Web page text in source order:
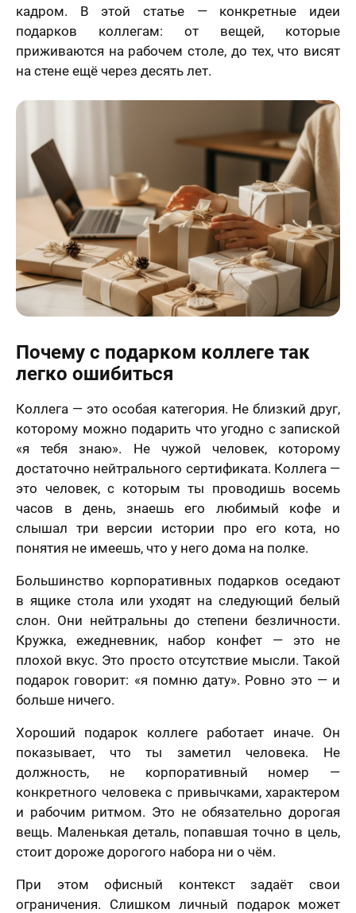
кадром. В этой статье — конкретные идеи
подарков коллегам: от вещей, которые
приживаются на рабочем столе, до тех, что висят
на стене ещё через десять лет.
Почему с подарком коллеге так
легко ошибиться
Коллега — это особая категория. Не близкий друг,
которому можно подарить что угодно с запиской
«я тебя знаю». Не чужой человек, которому
достаточно нейтрального сертификата. Коллега —
это человек, с которым ты проводишь восемь
часов в день, знаешь его любимый кофе и
слышал три версии истории про его кота, но
понятия не имеешь, что у него дома на полке.
Большинство корпоративных подарков оседают
в ящике стола или уходят на следующий белый
слон. Они нейтральны до степени безличности.
Кружка, ежедневник, набор конфет — это не
плохой вкус. Это просто отсутствие мысли. Такой
подарок говорит: «я помню дату». Ровно это — и
больше ничего.
Хороший подарок коллеге работает иначе. Он
показывает, что ты заметил человека. Не
должность, не корпоративный номер —
конкретного человека с привычками, характером
и рабочим ритмом. Это не обязательно дорогая
вещь. Маленькая деталь, попавшая точно в цель,
стоит дороже дорогого набора ни о чём.
При этом офисный контекст задаёт свои
ограничения. Слишком личный подарок может